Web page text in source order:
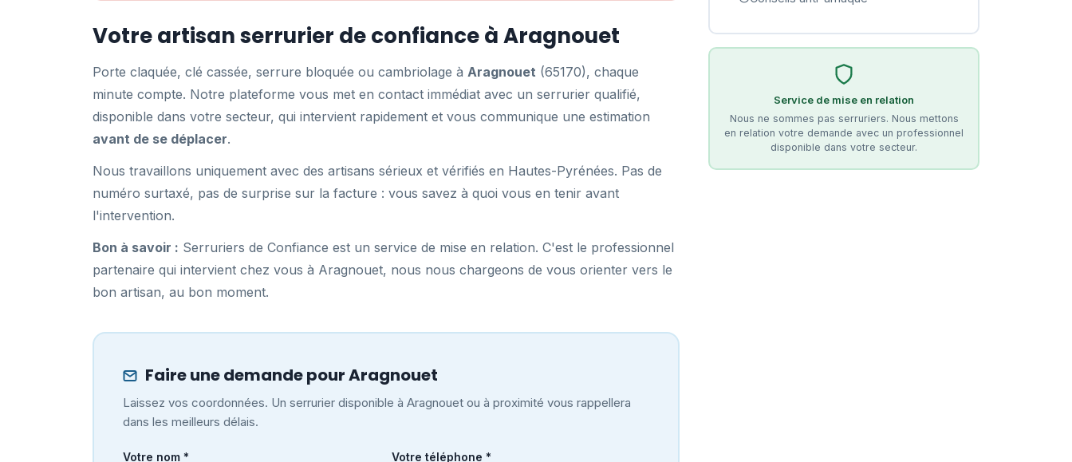
Votre artisan serrurier de confiance à Aragnouet
Porte claquée, clé cassée, serrure bloquée ou cambriolage à Aragnouet (65170), chaque
minute compte. Notre plateforme vous met en contact immédiat avec un serrurier qualifié,
disponible dans votre secteur, qui intervient rapidement et vous communique une estimation
avant de se déplacer.
Nous travaillons uniquement avec des artisans sérieux et vérifiés en Hautes-Pyrénées. Pas de
numéro surtaxé, pas de surprise sur la facture : vous savez à quoi vous en tenir avant
l'intervention.
Bon à savoir : Serruriers de Confiance est un service de mise en relation. C'est le professionnel
partenaire qui intervient chez vous à Aragnouet, nous nous chargeons de vous orienter vers le
bon artisan, au bon moment.
Faire une demande pour Aragnouet
Laissez vos coordonnées. Un serrurier disponible à Aragnouet ou à proximité vous rappellera
dans les meilleurs délais.
Votre nom * Votre téléphone *
Service de mise en relation
Nous ne sommes pas serruriers. Nous mettons
en relation votre demande avec un professionnel
disponible dans votre secteur.